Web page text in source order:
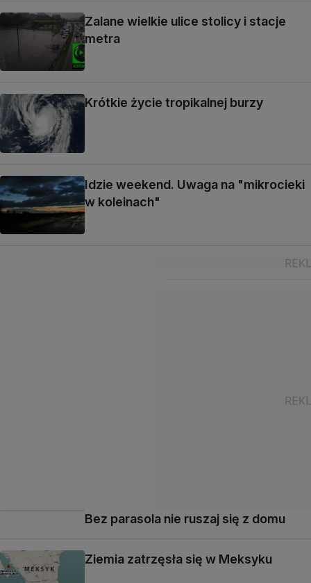
Zalane wielkie ulice stolicy i stacje
metra
Krótkie życie tropikalnej burzy
Idzie weekend. Uwaga na "mikrocieki
w koleinach"
Bez parasola nie ruszaj się z domu
Ziemia zatrzęsła się w Meksyku